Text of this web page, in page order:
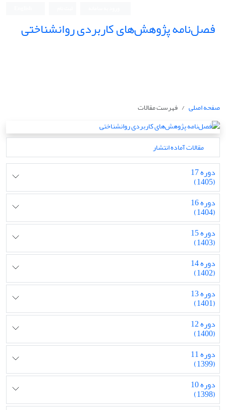
فصل‌نامه پژوهش‌های کاربردی روانشناختی
صفحه اصلی فهرست مقالات
مقالات آماده انتشار
دوره 17
(1405)
دوره 16
(1404)
دوره 15
(1403)
دوره 14
(1402)
دوره 13
(1401)
دوره 12
(1400)
دوره 11
(1399)
دوره 10
(1398)